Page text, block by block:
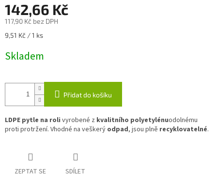
142,66 Kč
117,90 Kč bez DPH
Měrná
9,51 Kč / 1 ks
Skladem
Přidat do košíku
LDPE pytle na roli vyrobené z kvalitního polyetylénuodolnému
proti protržení. Vhodné na veškerý odpad, jsou plně recyklovatelné.
ZEPTAT SE SDÍLET